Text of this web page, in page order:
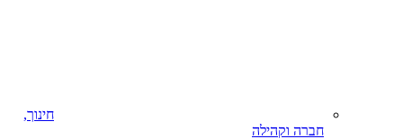
חינוך,
חברה וקהילה